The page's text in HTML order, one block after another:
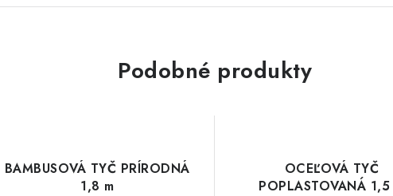
Podobné produkty
BAMBUSOVÁ TYČ PRÍRODNÁ
1,8 m
OCEĽOVÁ TYČ
POPLASTOVANÁ 1,5